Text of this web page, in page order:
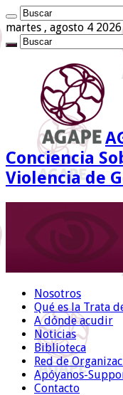
martes , agosto 4 2026
Conciencia
Violencia de
Nosotros
Qué es la Trata
A dónde acudir
Noticias
Biblioteca
Red de
Apóyanos-
Contacto